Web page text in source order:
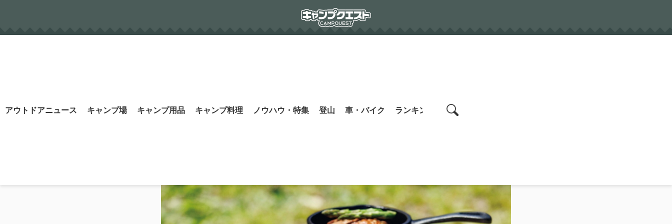
アウトドアニュース キャンプ場 キャンプ用品 キャンプ料理 ノウハウ・特集 登山 車・バイク ランキング search
Search